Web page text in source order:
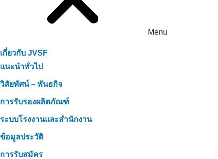
Menu
เกี่ยวกับ JVSF
แนะนำทั่วไป
วิสัยทัศน์ – พันธกิจ
การรับรองผลิตภัณฑ์
ระบบโรงงานและสำนักงาน
ข้อมูลประวัติ
การรับสมัคร